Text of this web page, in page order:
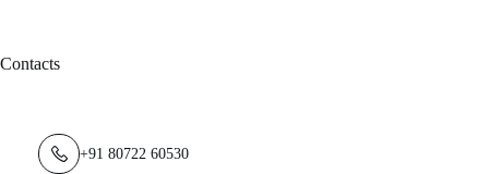
Contacts
+91 80722 60530